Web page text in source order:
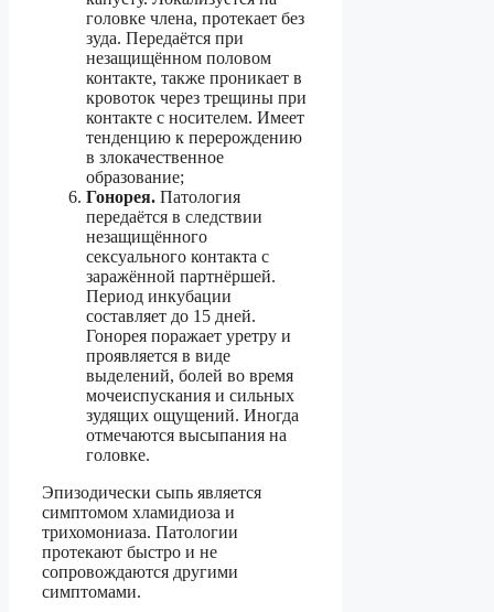
головке члена, протекает без
зуда. Передаётся при
незащищённом половом
контакте, также проникает в
кровоток через трещины при
контакте с носителем. Имеет
тенденцию к перерождению
в злокачественное
образование;
Гонорея. Патология
передаётся в следствии
незащищённого
сексуального контакта с
заражённой партнёршей.
Период инкубации
составляет до 15 дней.
Гонорея поражает уретру и
проявляется в виде
выделений, болей во время
мочеиспускания и сильных
зудящих ощущений. Иногда
отмечаются высыпания на
головке.
Эпизодически сыпь является
симптомом хламидиоза и
трихомониаза. Патологии
протекают быстро и не
сопровождаются другими
симптомами.